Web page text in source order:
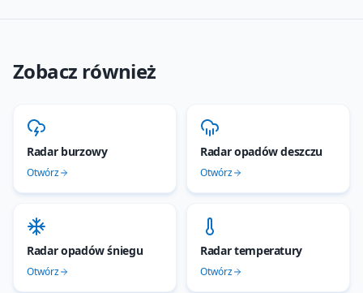
Zobacz również
Radar burzowy
Otwórz
Radar opadów deszczu
Otwórz
Radar opadów śniegu
Otwórz
Radar temperatury
Otwórz